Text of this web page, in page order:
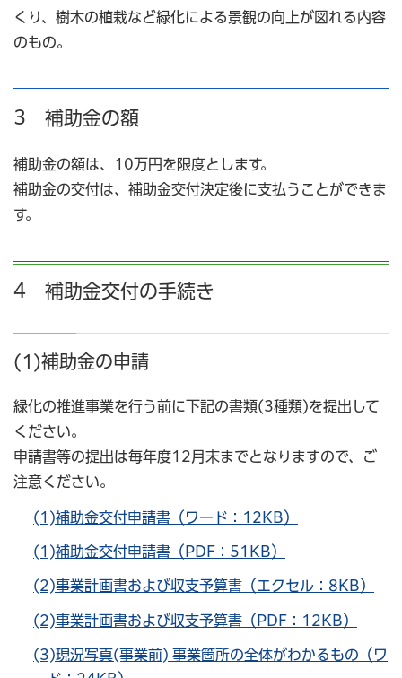
くり、樹木の植栽など緑化による景観の向上が図れる内容
のもの。
3 補助金の額
補助金の額は、10万円を限度とします。
補助金の交付は、補助金交付決定後に支払うことができま
す。
4 補助金交付の手続き
(1)補助金の申請
緑化の推進事業を行う前に下記の書類(3種類)を提出して
ください。
申請書等の提出は毎年度12月末までとなりますので、ご
注意ください。
(1)補助金交付申請書（ワード：12KB）
(1)補助金交付申請書（PDF：51KB）
(2)事業計画書および収支予算書（エクセル：8KB）
(2)事業計画書および収支予算書（PDF：12KB）
(3)現況写真(事業前) 事業箇所の全体がわかるもの（ワ